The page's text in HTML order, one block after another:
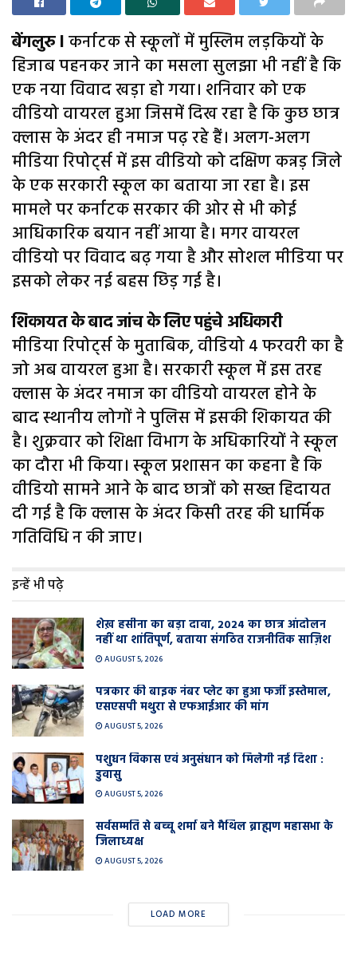
बेंगलुरु lकर्नाटक से स्कूलों में मुस्लिम लड़कियों के
हिजाब पहनकर जाने का मसला सुलझा भी नहीं है कि
एक नया विवाद खड़ा हो गया। शनिवार को एक
वीडियो वायरल हुआ जिसमें दिख रहा है कि कुछ छात्र
क्लास के अंदर ही नमाज पढ़ रहे हैं। अलग-अलग
मीडिया रिपोर्ट्स में इस वीडियो को दक्षिण कन्नड़ जिले
के एक सरकारी स्कूल का बताया जा रहा है। इस
मामले पर कर्नाटक सरकार की ओर से भी कोई
आधिकारिक बयान नहीं आया है। मगर वायरल
वीडियो पर विवाद बढ़ गया है और सोशल मीडिया पर
इसको लेकर नई बहस छिड़ गई है।
शिकायत के बाद जांच के लिए पहुंचे अधिकारी
मीडिया रिपोर्ट्स के मुताबिक, वीडियो 4 फरवरी का है
जो अब वायरल हुआ है। सरकारी स्कूल में इस तरह
क्लास के अंदर नमाज का वीडियो वायरल होने के
बाद स्थानीय लोगों ने पुलिस में इसकी शिकायत की
है। शुक्रवार को शिक्षा विभाग के अधिकारियों ने स्कूल
का दौरा भी किया। स्कूल प्रशासन का कहना है कि
वीडियो सामने आने के बाद छात्रों को सख्त हिदायत
दी गई है कि क्लास के अंदर किसी तरह की धार्मिक
गतिविधि न की जाए।
इन्हें भी पढ़े
शेख़ हसीना का बड़ा दावा, 2024 का छात्र आंदोलन
नहीं था शांतिपूर्ण, बताया संगठित राजनीतिक साज़िश
AUGUST 5, 2026
पत्रकार की बाइक नंबर प्लेट का हुआ फर्जी इस्तेमाल,
एसएसपी मथुरा से एफआईआर की मांग
AUGUST 5, 2026
पशुधन विकास एवं अनुसंधान को मिलेगी नई दिशा :
डुवासु
AUGUST 5, 2026
सर्वसम्मति से बच्चू शर्मा बने मैथिल ब्राह्मण महासभा के
जिलाध्यक्ष
AUGUST 5, 2026
LOAD MORE